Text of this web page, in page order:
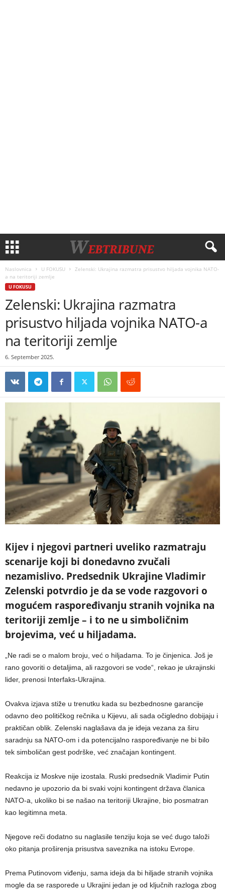
Naslovnica U FOKUSU
Zelenski: Ukrajina razmatra prisustvo hiljada vojnika NATO-
a na teritoriji zemlje
U FOKUSU
Zelenski: Ukrajina razmatra
prisustvo hiljada vojnika NATO-a
na teritoriji zemlje
6. September 2025.
Kijev i njegovi partneri uveliko razmatraju
scenarije koji bi donedavno zvučali
nezamislivo. Predsednik Ukrajine Vladimir
Zelenski potvrdio je da se vode razgovori o
mogućem raspoređivanju stranih vojnika na
teritoriji zemlje – i to ne u simboličnim
brojevima, već u hiljadama.
„Ne radi se o malom broju, već o hiljadama. To je činjenica. Još je
rano govoriti o detaljima, ali razgovori se vode“, rekao je ukrajinski
lider, prenosi Interfaks-Ukrajina.
Ovakva izjava stiže u trenutku kada su bezbednosne garancije
odavno deo političkog rečnika u Kijevu, ali sada očigledno dobijaju i
praktičan oblik. Zelenski naglašava da je ideja vezana za širu
saradnju sa NATO-om i da potencijalno raspoređivanje ne bi bilo
tek simboličan gest podrške, već značajan kontingent.
Reakcija iz Moskve nije izostala. Ruski predsednik Vladimir Putin
nedavno je upozorio da bi svaki vojni kontingent država članica
NATO-a, ukoliko bi se našao na teritoriji Ukrajine, bio posmatran
kao legitimna meta.
Njegove reči dodatno su naglasile tenziju koja se već dugo taloži
oko pitanja proširenja prisustva saveznika na istoku Evrope.
Prema Putinovom viđenju, sama ideja da bi hiljade stranih vojnika
mogle da se rasporede u Ukrajini jedan je od ključnih razloga zbog